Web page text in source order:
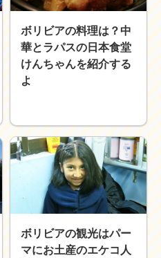
中国・四国
関東
九州
アジア
中東
東南アジア
PC・インターネット
ボリビアの料理は？中
華とラパスの日本食堂
けんちゃんを紹介する
よ
ボリビアの観光はパー
マにお土産のエケコ人